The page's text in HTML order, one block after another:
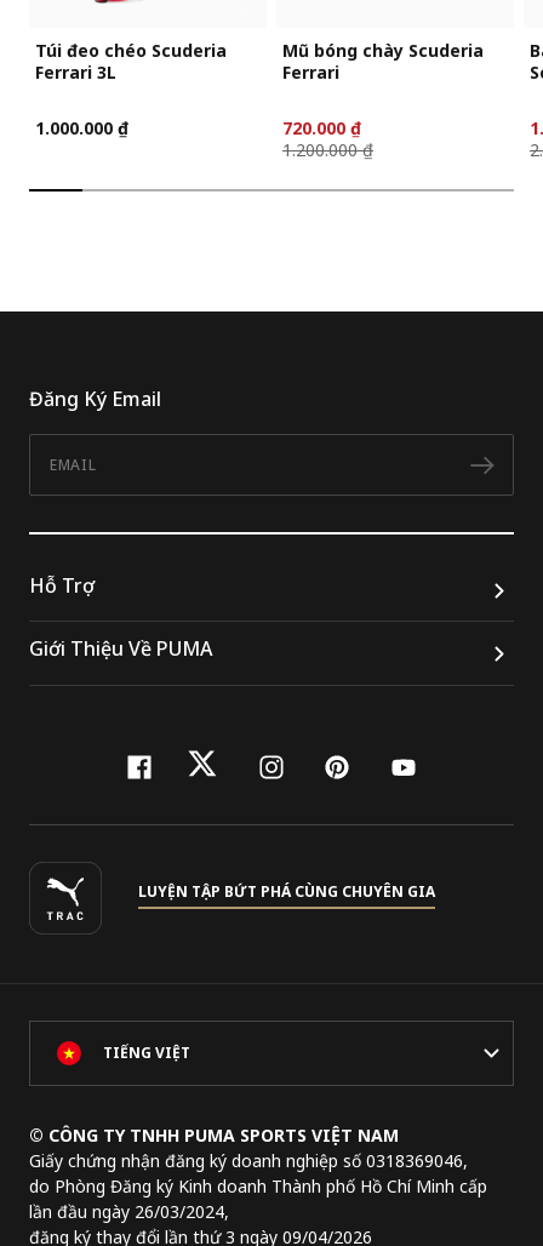
Túi đeo chéo Scuderia
Ferrari 3L
1.000.000 ₫
Mũ bóng chày Scuderia
Ferrari
720.000 ₫
1.200.000 ₫
Đăng Ký Email
Hỗ Trợ
Giới Thiệu Về PUMA
facebook
twitterinstagram
pinterest
youtube
LUYỆN TẬP BỨT PHÁ CÙNG CHUYÊN GIA
TIẾNG VIỆT
© CÔNG TY TNHH PUMA SPORTS VIỆT NAM
Giấy chứng nhận đăng ký doanh nghiệp số 0318369046,
do Phòng Đăng ký Kinh doanh Thành phố Hồ Chí Minh cấp
lần đầu ngày 26/03/2024,
đăng ký thay đổi lần thứ 3 ngày 09/04/2026